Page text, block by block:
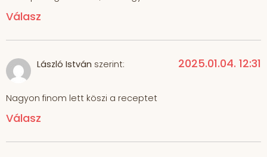
Válasz
László István szerint: 2025.01.04. 12:31
Nagyon finom lett köszi a receptet
Válasz